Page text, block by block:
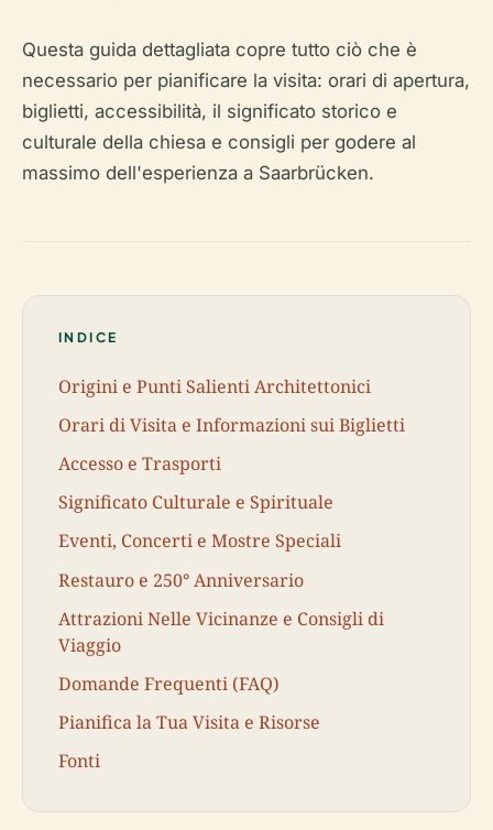
Questa guida dettagliata copre tutto ciò che è
necessario per pianificare la visita: orari di apertura,
biglietti, accessibilità, il significato storico e
culturale della chiesa e consigli per godere al
massimo dell'esperienza a Saarbrücken.
INDICE
Origini e Punti Salienti Architettonici
Orari di Visita e Informazioni sui Biglietti
Accesso e Trasporti
Significato Culturale e Spirituale
Eventi, Concerti e Mostre Speciali
Restauro e 250° Anniversario
Attrazioni Nelle Vicinanze e Consigli di
Viaggio
Domande Frequenti (FAQ)
Pianifica la Tua Visita e Risorse
Fonti